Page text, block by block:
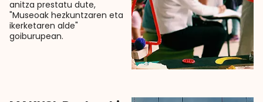
anitza prestatu dute,
"Museoak hezkuntzaren eta
ikerketaren alde"
goiburupean.